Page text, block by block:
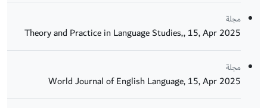
مجلة
Theory and Practice in Language Studies,, 15, Apr 2025
مجلة
World Journal of English Language, 15, Apr 2025